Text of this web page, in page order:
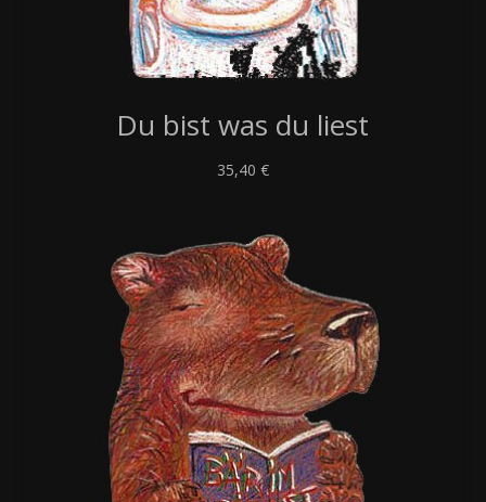
Du bist was du liest
35,40 €